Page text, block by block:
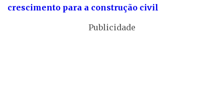
crescimento para a construção civil
Publicidade